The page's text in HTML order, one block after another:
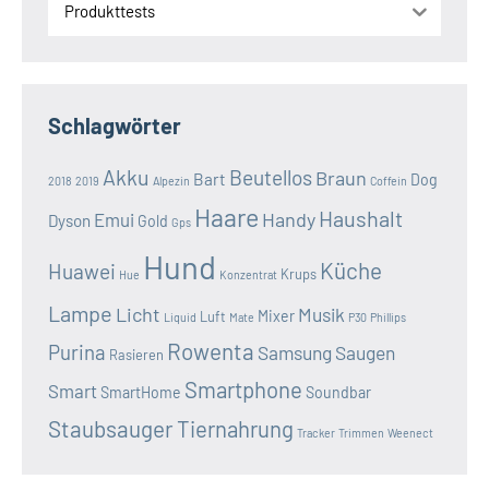
Produkttests
Schlagwörter
2018 2019 Akku Alpezin Bart BeutellosBraun Coffein Dog
Dyson Emui Gold Gps Haare Handy Haushalt
Huawei Hue Hund Konzentrat Krups Küche
Lampe Licht Liquid Luft Mate Mixer Musik P30 Phillips
Purina Rasieren Rowenta Samsung Saugen
SmartSmartHome Smartphone Soundbar
Staubsauger Tiernahrung Tracker Trimmen Weenect